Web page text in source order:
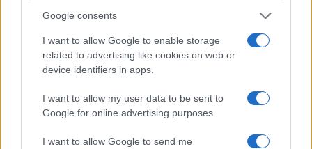
Google consents
I want to allow Google to enable storage
related to advertising like cookies on web or
device identifiers in apps.
I want to allow my user data to be sent to
Google for online advertising purposes.
I want to allow Google to send me